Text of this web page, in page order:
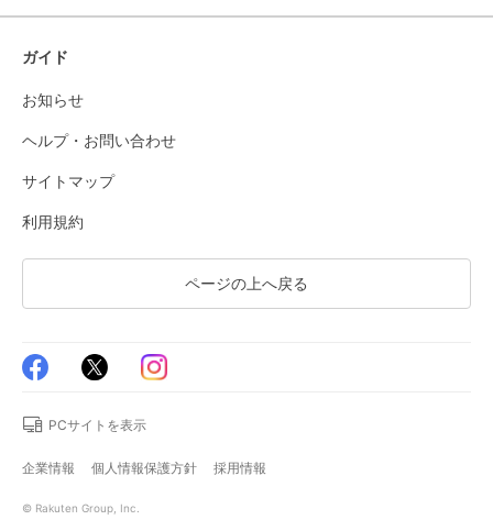
ガイド
お知らせ
ヘルプ・お問い合わせ
サイトマップ
利用規約
ページの上へ戻る
PCサイトを表示
企業情報 個人情報保護方針 採用情報
© Rakuten Group, Inc.